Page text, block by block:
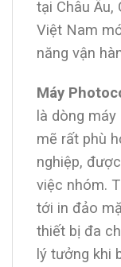
tại Châu Âu,
Việt Nam
năng vận
Máy
là dòng
mẽ rất phù
nghiệp,
việc nhóm.
tới in đảo
thiết bị đa
lý tưởng khi